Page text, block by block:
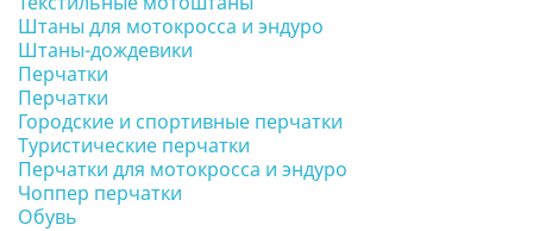
Штаны для мотокросса и эндуро
Штаны-дождевики
Перчатки
Перчатки
Городские и спортивные перчатки
Туристические перчатки
Перчатки для мотокросса и эндуро
Чоппер перчатки
Обувь